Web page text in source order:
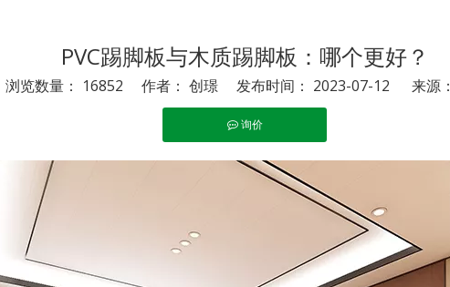
PVC踢脚板与木质踢脚板：哪个更好？
浏览数量： 16852 作者： 创璟 发布时间： 2023-07-12 来源：
询价